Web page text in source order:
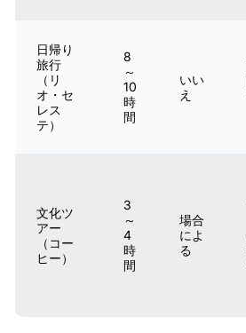
日帰り
旅行
（リ
オ・セ
レス
テ）
8
～
10
時
間
いい
え
文化ツ
アー
（コー
ヒー）
3
～
4
時
間
場合
によ
る